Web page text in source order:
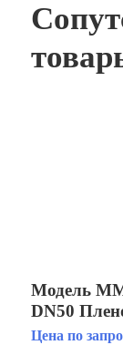
Модель
DN50
фонтанная
Цена по